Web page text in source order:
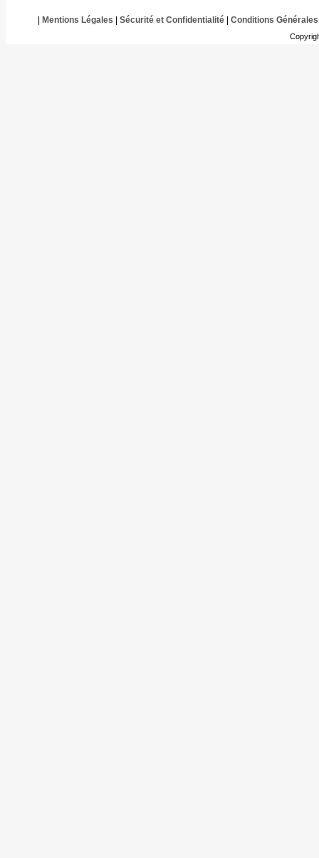
Mentions Légales Sécurité et Confidentialité| Conditions Générales